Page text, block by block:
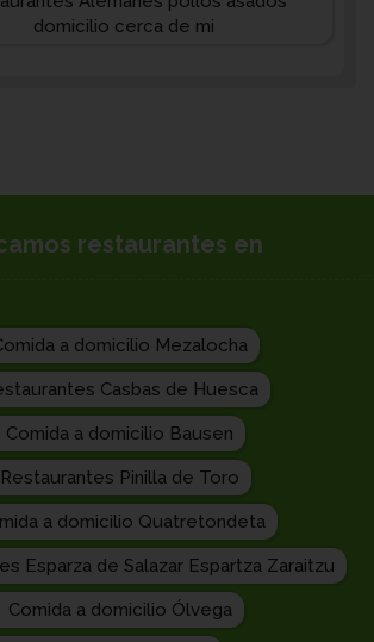
domicilio cerca de mi
restaurantes en
a domicilio Mezalocha
Casbas de Huesca
Comida a domicilio Bausen
Restaurantes Pinilla de Toro
a domicilio Quatretondeta
Esparza de Salazar Espartza Zaraitzu
Comida a domicilio Ólvega